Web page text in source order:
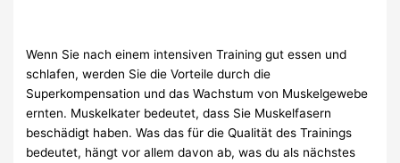
Wenn Sie nach einem intensiven Training gut essen und
schlafen, werden Sie die Vorteile durch die
Superkompensation und das Wachstum von Muskelgewebe
ernten. Muskelkater bedeutet, dass Sie Muskelfasern
beschädigt haben. Was das für die Qualität des Trainings
bedeutet, hängt vor allem davon ab, was du als nächstes